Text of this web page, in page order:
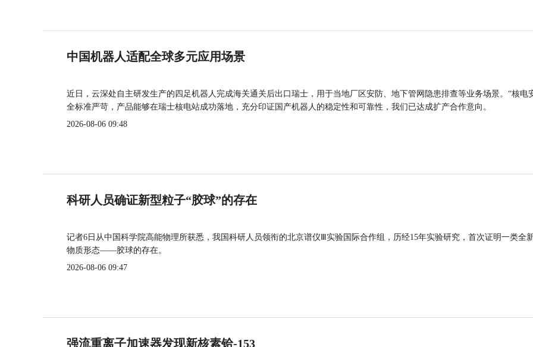
中国机器人适配全球多元应用场景
近日，云深处自主研发生产的四足机器人完成海关通关后出口瑞士，用于当地厂区安防、地下管网隐患排查等业务场景。“核电
全标准严苛，产品能够在瑞士核电站成功落地，充分印证国产机器人的稳定性和可靠性，我们已达成扩产合作意向。
2026-08-06 09:48
科研人员确证新型粒子“胶球”的存在
记者6日从中国科学院高能物理所获悉，我国科研人员领衔的北京谱仪Ⅲ实验国际合作组，历经15年实验研究，首次证明一类全
物质形态——胶球的存在。
2026-08-06 09:47
强流重离子加速器发现新核素铪-153